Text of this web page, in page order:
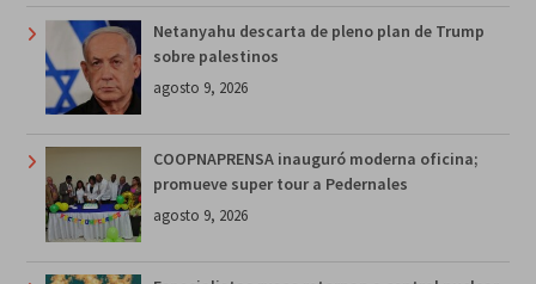
Netanyahu descarta de pleno plan de Trump
sobre palestinos
agosto 9, 2026
COOPNAPRENSA inauguró moderna oficina;
promueve super tour a Pedernales
agosto 9, 2026